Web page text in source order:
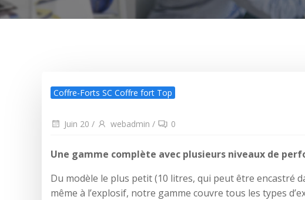
Coffre-Forts SC Coffre fort Top
Juin 20 / webadmin / 0
Une gamme complète avec plusieurs niveaux de
Du modèle le plus petit (10 litres, qui peut être encastré
même à l’explosif, notre gamme couvre tous les types